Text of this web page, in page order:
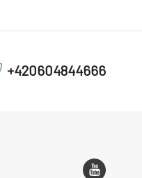
+420604844666